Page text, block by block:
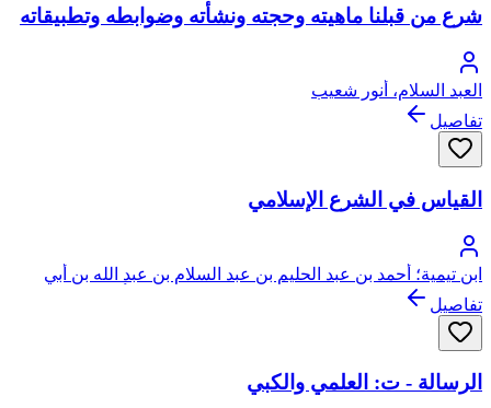
شرع من قبلنا ماهيته وحجته ونشأته وضوابطه وتطبيقاته
العبد السلام، أنور شعيب
تفاصيل
القياس في الشرع الإسلامي
ابن تيمية؛ أحمد بن عبد الحليم بن عبد السلام بن عبد الله بن أبي
القاسم الخضر النميري الحراني الدمشقي الحنبلي، أبو العباس، تقي
الدين ابن تيمية
تفاصيل
الرسالة - ت: العلمي والكبي